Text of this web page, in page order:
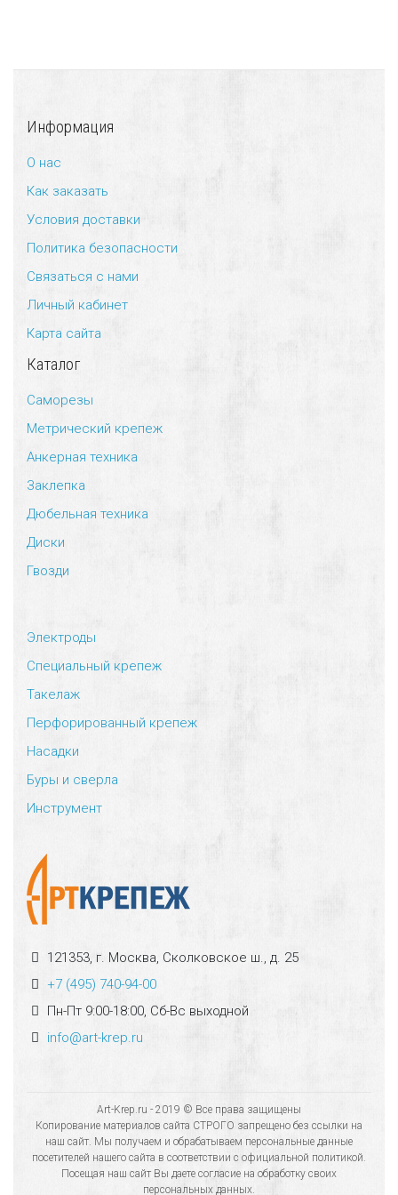
121353, г. Москва, Сколковское ш., д. 25
+7 (495) 740-94-00
Пн-Пт 9:00-18:00, Сб-Вс выходной
info@art-krep.ru
Информация
О нас
Как заказать
Условия доставки
Политика безопасности
Связаться с нами
Личный кабинет
Карта сайта
Каталог
Саморезы
Метрический крепеж
Анкерная техника
Заклепка
Дюбельная техника
Диски
Гвозди
Электроды
Специальный крепеж
Такелаж
Перфорированный крепеж
Насадки
Буры и сверла
Инструмент
Art-Krep.ru - 2019 © Все права защищены
Копирование материалов сайта СТРОГО запрещено без ссылки на
наш сайт. Мы получаем и обрабатываем персональные данные
посетителей нашего сайта в соответствии с официальной политикой.
Посещая наш сайт Вы даете согласие на обработку своих
персональных данных.